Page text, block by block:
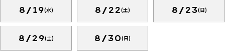
8/19(水) 8/22(土) 8/23(日)
8/29(土) 8/30(日)